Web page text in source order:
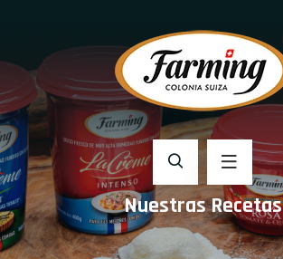
Nuestras Recetas